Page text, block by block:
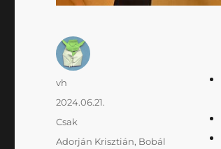
Szerző
vh
Közzétéve
2024.06.21.
Kategória
Csak
Címke
Adorján Krisztián, Bobál